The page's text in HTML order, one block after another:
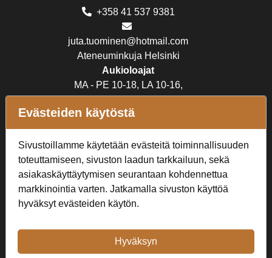
+358 41 537 9381
juta.tuominen@hotmail.com
Ateneuminkuja Helsinki
Aukioloajat
MA - PE 10-18, LA 10-16,
SU suljettu
Tilaus- ja toimitusehdot
Seuraa Meitä
Evästeiden käytöstä
Sivustoillamme käytetään evästeitä toiminnallisuuden
toteuttamiseen, sivuston laadun tarkkailuun, sekä
asiakaskäyttäytymisen seurantaan kohdennettua
markkinointia varten. Jatkamalla sivuston käyttöä
hyväksyt evästeiden käytön.
Hyväksyn